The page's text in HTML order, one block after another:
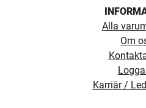
Alla
Om
Karriär /